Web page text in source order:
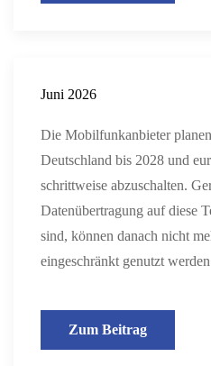
Juni 2026
Die Mobilfunkanbieter
Deutschland bis 2028 und
schrittweise abzuschalten.
Datenübertragung auf diese
sind, können danach nicht
eingeschränkt genutzt
Zum Beitrag